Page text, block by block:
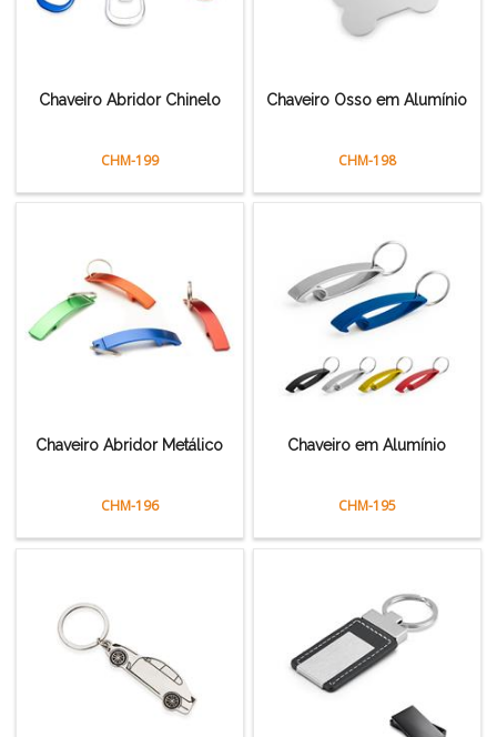
Chaveiro Abridor Chinelo
CHM-199
Chaveiro Osso em Alumínio
CHM-198
Chaveiro Abridor Metálico
CHM-196
Chaveiro em Alumínio
CHM-195